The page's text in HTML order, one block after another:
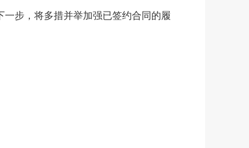
步，将多措并举加强已签约合同的履